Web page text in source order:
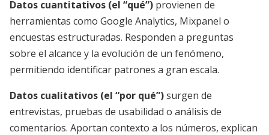
Datos cuantitativos (el “qué”) provienen de
herramientas como Google Analytics, Mixpanel o
encuestas estructuradas. Responden a preguntas
sobre el alcance y la evolución de un fenómeno,
permitiendo identificar patrones a gran escala.
Datos cualitativos (el “por qué”)surgen de
entrevistas, pruebas de usabilidad o análisis de
comentarios. Aportan contexto a los números, explican